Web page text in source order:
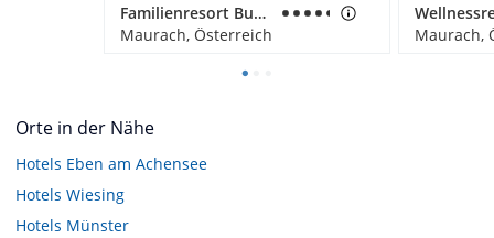
Familienresort Buchau
Maurach, Österreich
Maurach,
Orte in der Nähe
Hotels Eben am Achensee
Hotels Wiesing
Hotels Münster